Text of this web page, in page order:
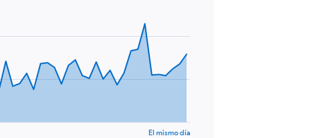
El mismo día